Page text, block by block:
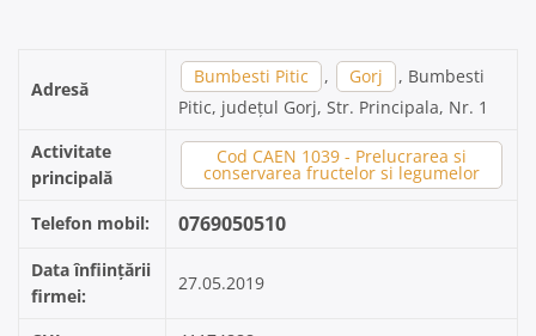
Adresă
Bumbesti Pitic , Gorj
, Bumbesti
Pitic, județul Gorj, Str. Principala, Nr. 1
Activitate
principală
Cod CAEN 1039 - Prelucrarea si
conservarea fructelor si legumelor
Telefon mobil: 0769050510
Data înființării
firmei:
27.05.2019